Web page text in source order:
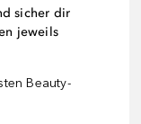
sicher dir
jeweils
Beauty-